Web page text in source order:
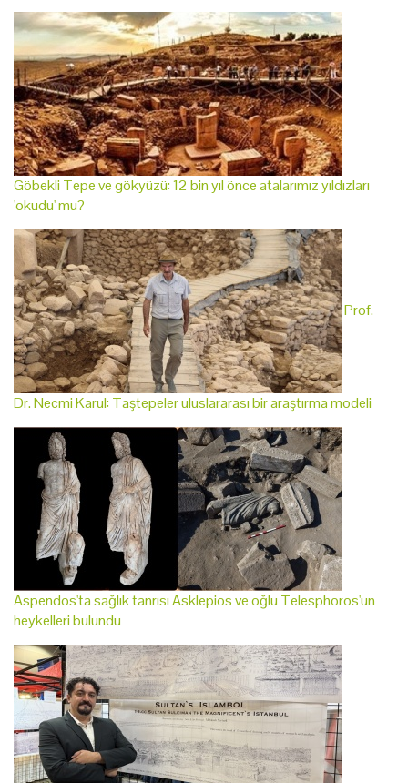
Göbekli Tepe ve gökyüzü: 12 bin yıl önce atalarımız yıldızları
'okudu' mu?
Prof.
Dr. Necmi Karul: Taştepeler uluslararası bir araştırma modeli
Aspendos'ta sağlık tanrısı Asklepios ve oğlu Telesphoros'un
heykelleri bulundu